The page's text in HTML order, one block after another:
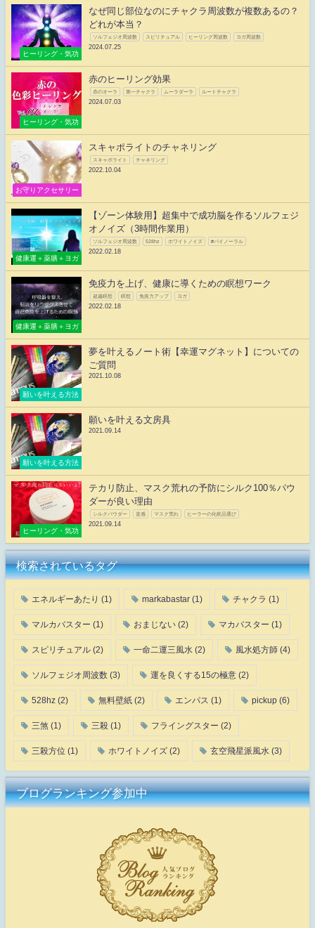
ヒーリング・気功
なぜ同じ部位なのにチャクラ周波数が複数あるの？
どれが本当？
ソルフェジオ周波数 スピリチュアル ヒーリング周波数 ヨガ周波数
2024.07.25
ヒーリング・気功
赤のヒーリング効果
赤のオーラ 第一チャクラ ムーラダーラ ルートチャクラ
2024.07.03
お守りアクセサリー
スキャポライトのチャネリング
スキャポライト チャネリング
2022.10.04
健康運＋薬膳＋ヨガ
【ゾーン体験用】超集中で成功脳を作るソルフェジ
オノイズ（3時間作業用）
ソルフェジオ周波数 528hz ホワイトノイズ #バイノーラル
2022.02.18
健康運＋薬膳＋ヨガ
免疫力を上げ、健康に導くための瞑想ワーク
超越瞑想 瞑想 免疫力アップ ヨガ
2022.02.18
願いを叶える方法
夢を叶えるノート術【幸運マグネット】についての
ご質問
2021.10.08
願いを叶える方法
願いを叶える文房具
2021.09.14
ヒーリング・気功
テカリ防止、マスク荒れの予防にシルク100％パウ
ダーが良い理由
シルクパウダー 直感 マスク荒れ ヒーラーの化粧品選び
2021.09.14
検索されているタグ
エネルギーあたり (1) markabastar (1) チャクラ (1)
マルカバスター (1) おまじない (2) マカバスター (1)
スピリチュアル (2) 一命二運三風水 (2) 風水処方師 (4)
ソルフェジオ周波数 (3) 運を良くする15の極意 (2)
528hz (2) 無料壁紙 (2) エンパス (1) pickup (6)
三煞 (1) 三殺 (1) フライングスター (2)
三殺方位 (1) ホワイトノイズ (2) 玄空飛星派風水 (3)
ブログランキング参加中